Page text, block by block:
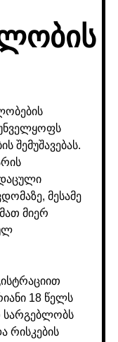
შემუშავებას.
მესამე
მიერ
18 წელს
სარგებლობს
რისკების